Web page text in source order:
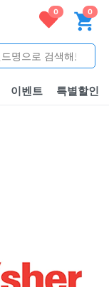
0 0
이벤트 특별할인